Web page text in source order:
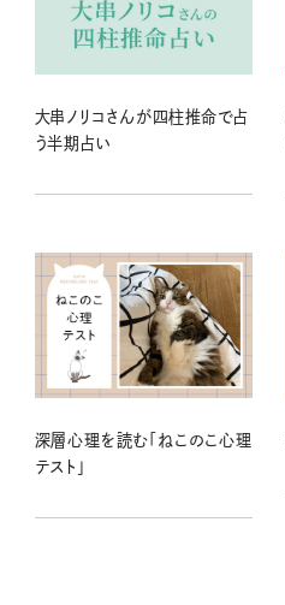
大串ノリコさんが四柱推命で占
う半期占い
深層心理を読む「ねこのこ心理
テスト」